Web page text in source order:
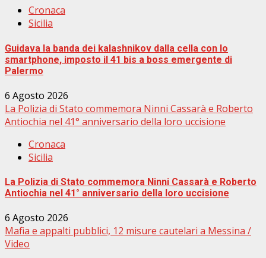
Cronaca
Sicilia
Guidava la banda dei kalashnikov dalla cella con lo
smartphone, imposto il 41 bis a boss emergente di
Palermo
6 Agosto 2026
La Polizia di Stato commemora Ninni Cassarà e Roberto
Antiochia nel 41° anniversario della loro uccisione
Cronaca
Sicilia
La Polizia di Stato commemora Ninni Cassarà e Roberto
Antiochia nel 41° anniversario della loro uccisione
6 Agosto 2026
Mafia e appalti pubblici, 12 misure cautelari a Messina /
Video